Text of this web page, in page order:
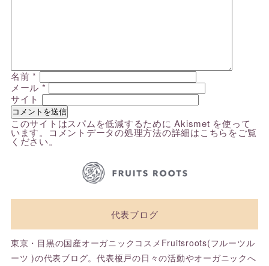
名前*
メール *
サイト
このサイトはスパムを低減するために Akismet を使って
います。 コメントデータの処理方法の詳細はこちらをご覧
ください。
代表ブログ
東京・目黒の国産オーガニックコスメFruitsroots(フルーツル
ーツ )の代表ブログ。代表榎戸の日々の活動やオーガニックへ